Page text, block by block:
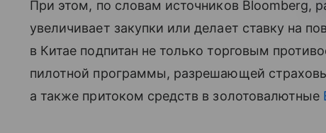
При этом, по словам источников Bloomberg,
увеличивает закупки или делает ставку на
в Китае подпитан не только торговым
пилотной программы, разрешающей
а также притоком средств в золотовалютные